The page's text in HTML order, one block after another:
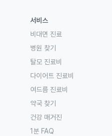
서비스
비대면 진료
병원 찾기
탈모 진료비
다이어트 진료비
여드름 진료비
약국 찾기
건강 매거진
1분 FAQ